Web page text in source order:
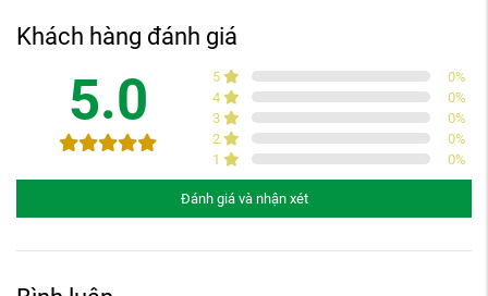
Khách hàng đánh giá
5.0 5 0%
4
0%
3
0%
2
0%
1
0%
Đánh giá và nhận xét